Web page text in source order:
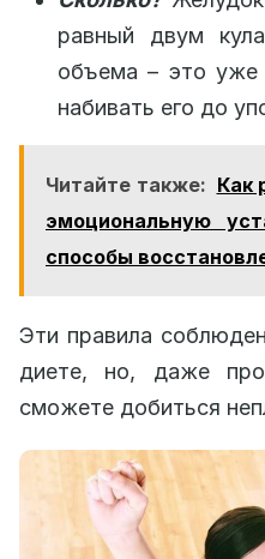
равный двум
объема – это уже
набивать его до
Читайте также: Как
эмоциональную
способы
Эти правила
диете, но, даже
сможете добиться